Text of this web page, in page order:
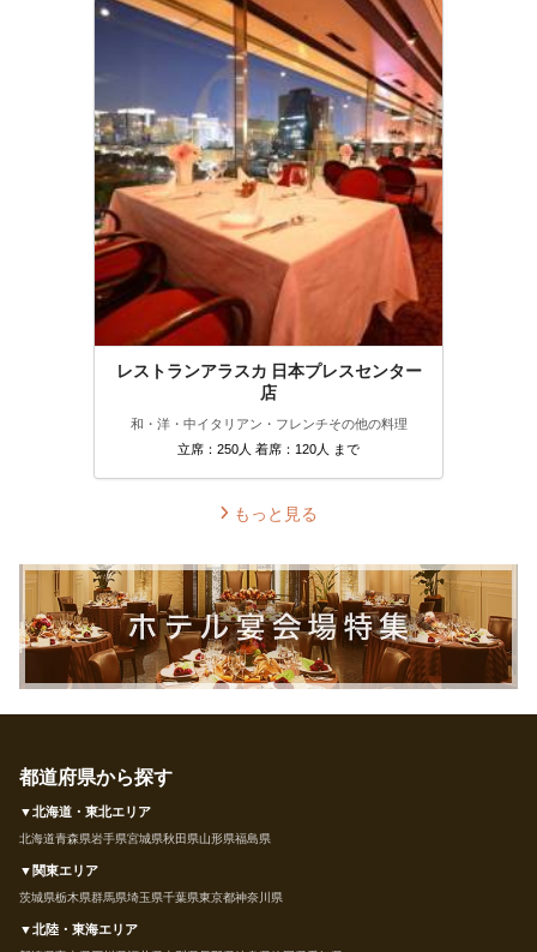
レストランアラスカ 日本プレスセンター
店
和・洋・中イタリアン・フレンチその他の料理
立席：250人 着席：120人 まで
もっと見る
都道府県から探す
▼北海道・東北エリア
北海道青森県岩手県宮城県秋田県山形県福島県
▼関東エリア
茨城県栃木県群馬県埼玉県千葉県東京都神奈川県
▼北陸・東海エリア